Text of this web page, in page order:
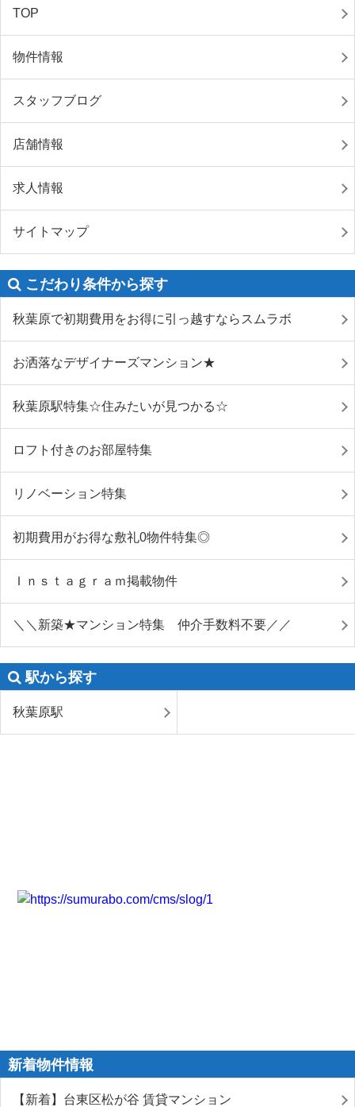
TOP
物件情報
スタッフブログ
店舗情報
求人情報
サイトマップ
こだわり条件から探す
秋葉原で初期費用をお得に引っ越すならスムラボ
お洒落なデザイナーズマンション★
秋葉原駅特集☆住みたいが見つかる☆
ロフト付きのお部屋特集
リノベーション特集
初期費用がお得な敷礼0物件特集◎
Ｉｎｓｔａｇｒａｍ掲載物件
＼＼新築★マンション特集 仲介手数料不要／／
駅から探す
秋葉原駅
新着物件情報
【新着】台東区松が谷 賃貸マンション